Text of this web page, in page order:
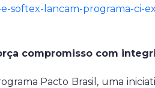
softex-lancam-programa-
compromisso com
Pacto Brasil, uma